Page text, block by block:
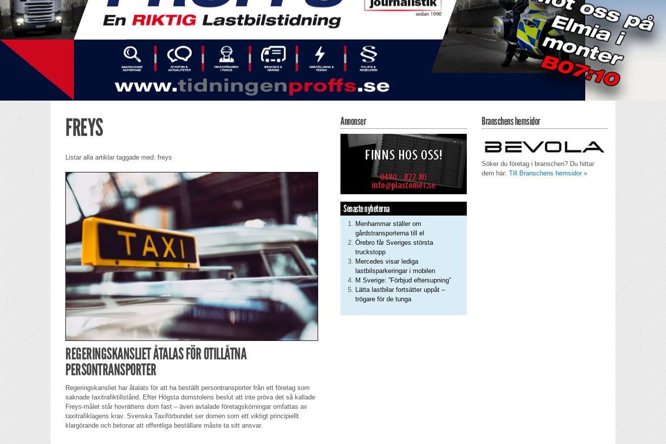
FREYS
Listar alla artiklar taggade med: freys
REGERINGSKANSLIET ÅTALAS FÖR OTILLÅTNA
PERSONTRANSPORTER
Regeringskansliet har åtalats för att ha beställt persontransporter från ett företag som
saknade taxitrafiktillstånd. Efter Högsta domstolens beslut att inte pröva det så kallade
Freys-målet står hovrättens dom fast – även avtalade företagskörningar omfattas av
taxitrafiklagens krav. Svenska Taxiförbundet ser domen som ett viktigt principiellt
klargörande och betonar att offentliga beställare måste ta sitt ansvar.
Annonser
Senaste nyheterna
Menhammar ställer om
gårdstransporterna till el
Örebro får Sveriges största
truckstopp
Mercedes visar lediga
lastbilsparkeringar i mobilen
M Sverige: ”Förbjud eftersupning”
Lätta lastbilar fortsätter uppåt –
trögare för de tunga
Branschens hemsidor
Söker du företag i branschen? Du hittar
dem här: Till Branschens hemsidor »